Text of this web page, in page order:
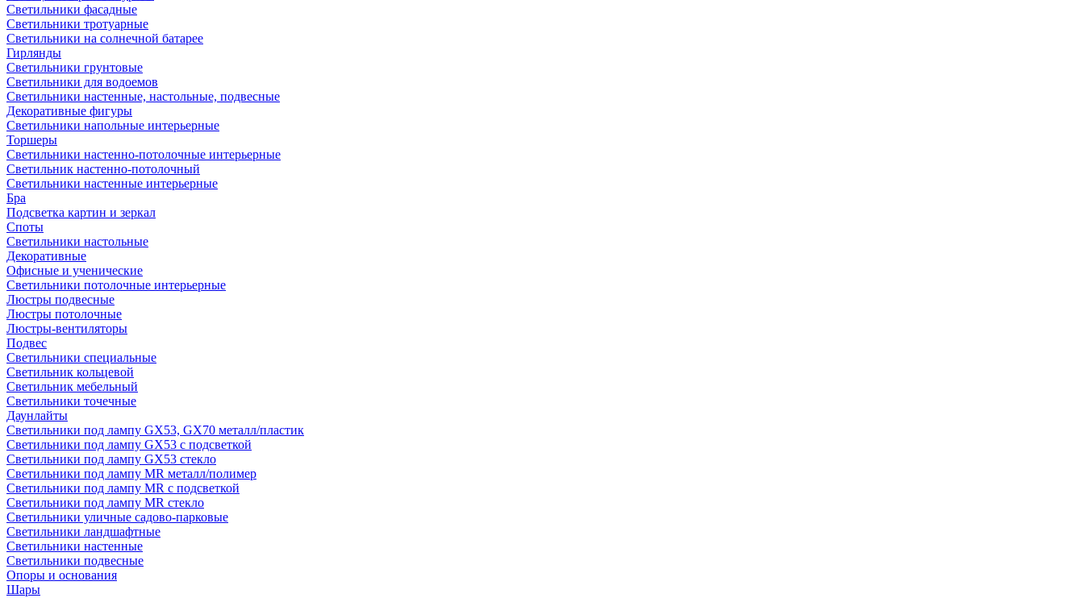
Светильники фасадные
Светильники тротуарные
Светильники на солнечной батарее
Гирлянды
Светильники грунтовые
Светильники для водоемов
Светильники настенные, настольные, подвесные
Декоративные фигуры
Светильники напольные интерьерные
Торшеры
Светильники настенно-потолочные интерьерные
Светильник настенно-потолочный
Светильники настенные интерьерные
Бра
Подсветка картин и зеркал
Споты
Светильники настольные
Декоративные
Офисные и ученические
Светильники потолочные интерьерные
Люстры подвесные
Люстры потолочные
Люстры-вентиляторы
Подвес
Светильники специальные
Светильник кольцевой
Светильник мебельный
Светильники точечные
Даунлайты
Светильники под лампу GX53, GX70 металл/пластик
Светильники под лампу GX53 с подсветкой
Светильники под лампу GX53 стекло
Светильники под лампу MR металл/полимер
Светильники под лампу MR с подсветкой
Светильники под лампу MR стекло
Светильники уличные садово-парковые
Светильники ландшафтные
Светильники настенные
Светильники подвесные
Опоры и основания
Шары